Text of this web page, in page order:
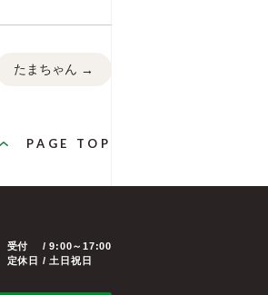
たまちゃん →
PAGE TOP
受付
/ 9:00～17:00
定休日 / 土日祝日